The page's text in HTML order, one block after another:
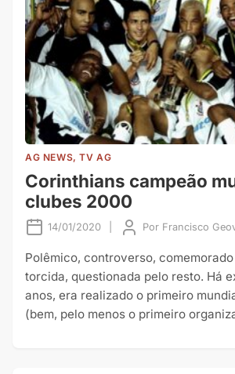
AG NEWS, TV AG
Corinthians campeão
clubes 2000
14/01/2020 Por Francisco
Polêmico, controverso,
torcida, questionada pelo resto. Há
anos, era realizado o primeiro
(bem, pelo menos o primeiro